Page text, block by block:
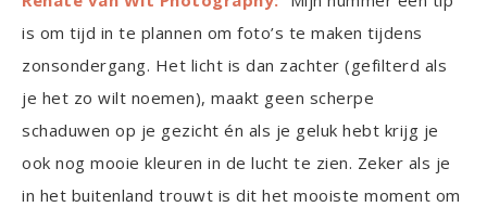
is om tijd in te plannen om foto’s te maken tijdens
zonsondergang. Het licht is dan zachter (gefilterd als
je het zo wilt noemen), maakt geen scherpe
schaduwen op je gezicht én als je geluk hebt krijg je
ook nog mooie kleuren in de lucht te zien. Zeker als je
in het buitenland trouwt is dit het mooiste moment om